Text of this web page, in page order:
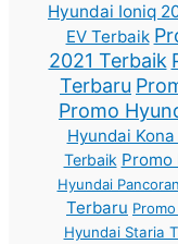
Hyundai Ioniq
EV Terbaik
2021 Terbaik
Terbaru
Promo
Hyundai
Terbaik Promo
Hyundai
Terbaru
Hyundai Staria